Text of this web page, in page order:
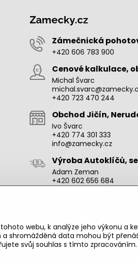
Zamecky.cz
Zámečnická
+420 606 783 900
Cenové kalkulace,
Michal Švarc
+420 723 470 244
Obchod Jičín,
Ivo Švarc
+420 774 301 333
info@zamecky.cz
Výroba Autoklíčů,
Adam Zeman
+420 602 656 684
webu, k analýze jeho výkonu a
shromážděná data mohou být
svůj souhlas s tímto